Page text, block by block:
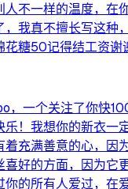
不一样的温度，在
我真不擅长写这种
花糖50记得结工资谢
，一个关注了你快
乐！我想你的新衣一
充满善意的心，因
喜好的方面，因为它
的所有人爱过，在